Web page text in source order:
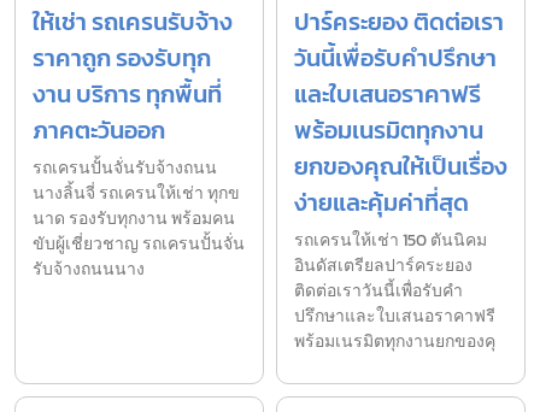
ให้เช่า รถเครนรับจ้าง
ราคาถูก รองรับทุก
งาน บริการ ทุกพื้นที่
ภาคตะวันออก
รถเครนปั้นจั่นรับจ้างถนน
นางลิ้นจี่ รถเครนให้เช่า ทุกข
นาด รองรับทุกงาน พร้อมคน
ขับผู้เชี่ยวชาญ รถเครนปั้นจั่น
รับจ้างถนนนาง
ปาร์คระยอง ติดต่อเรา
วันนี้เพื่อรับคำปรึกษา
และใบเสนอราคาฟรี
พร้อมเนรมิตทุกงาน
ยกของคุณให้เป็นเรื่อง
ง่ายและคุ้มค่าที่สุด
รถเครนให้เช่า 150 ตันนิคม
อินดัสเตรียลปาร์คระยอง
ติดต่อเราวันนี้เพื่อรับคำ
ปรึกษาและใบเสนอราคาฟรี
พร้อมเนรมิตทุกงานยกของคุ